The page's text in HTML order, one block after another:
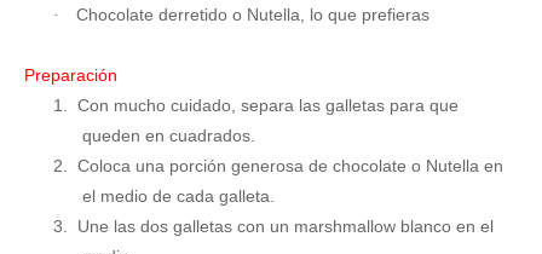
· Chocolate derretido o Nutella, lo que prefieras
Preparación
1.
Con mucho cuidado, separa las galletas para que
queden en cuadrados.
2.
Coloca una porción generosa de chocolate o Nutella en
el medio de cada galleta.
3.
Une las dos galletas con un marshmallow blanco en el